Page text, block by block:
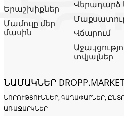
Երաշխիքներ
Մամուլը մեր
մասին
Վերադարձ
Վճարում
տվյալներ
ՆԱՄԱԿՆԵՐ
ՆՈՐՈՒԹՅՈՒՆՆԵՐ, ԳԱՂԱՓԱՐՆԵՐ,
ՌԱՋԱՐԿՆԵՐ